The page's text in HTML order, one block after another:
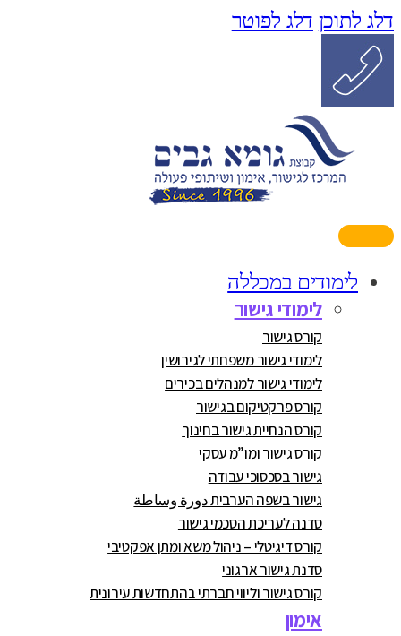
דלג לתוכן דלג לפוטר
לימודים במכללה
לימודי גישור
קורס גישור
לימודי גישור משפחתי לגירושין
לימודי גישור למנהלים בכירים
קורס פרקטיקום בגישור
קורס הנחיית גישור בחינוך
קורס גישור ומו”מ עסקי
גישור בסכסוכי עבודה
גישור בשפה הערבית دورة وساطة
סדנה לעריכת הסכמי גישור
קורס דיגיטלי – ניהול משא ומתן אפקטיבי
סדנת גישור ארגוני
קורס גישור וליווי חברתי בהתחדשות עירונית
אימון